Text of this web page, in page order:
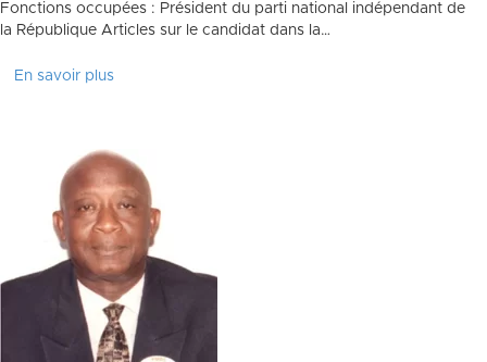
Fonctions occupées : Président du parti national indépendant de
la République Articles sur le candidat dans la…
En savoir plus